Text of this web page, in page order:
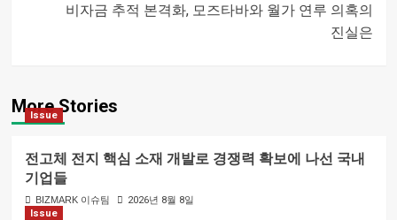
내비게이션
비자금 추적 본격화, 모즈타바와 월가 연루 의혹의
진실은
More Stories
Issue
전고체 전지 핵심 소재 개발로 경쟁력 확보에 나선 국내
기업들
BIZMARK 이슈팀
2026년 8월 8일
Issue